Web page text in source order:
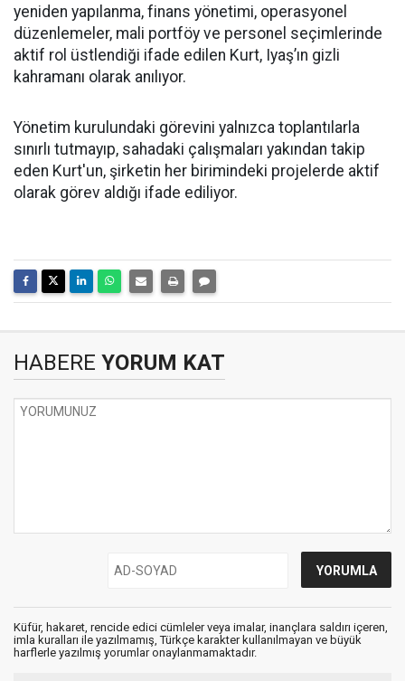
yeniden yapılanma, finans yönetimi, operasyonel
düzenlemeler, mali portföy ve personel seçimlerinde
aktif rol üstlendiği ifade edilen Kurt, Iyaş’ın gizli
kahramanı olarak anılıyor.
Yönetim kurulundaki görevini yalnızca toplantılarla
sınırlı tutmayıp, sahadaki çalışmaları yakından takip
eden Kurt'un, şirketin her birimindeki projelerde aktif
olarak görev aldığı ifade ediliyor.
HABERE YORUM KAT
Küfür, hakaret, rencide edici cümleler veya imalar, inançlara saldırı içeren,
imla kuralları ile yazılmamış, Türkçe karakter kullanılmayan ve büyük
harflerle yazılmış yorumlar onaylanmamaktadır.